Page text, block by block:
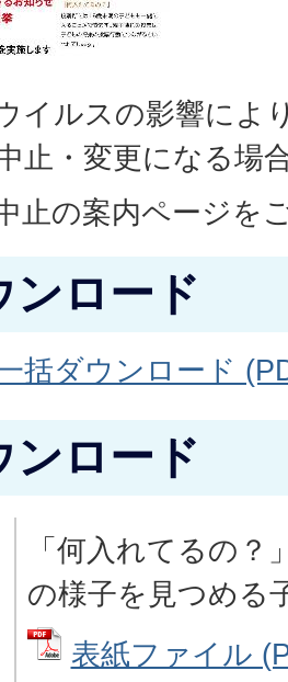
イルスの影響によ
止・変更になる場
止の案内ページを
ンロード
括ダウンロード
ンロード
「何入れてるの？
の様子を見つめる
表紙ファイル